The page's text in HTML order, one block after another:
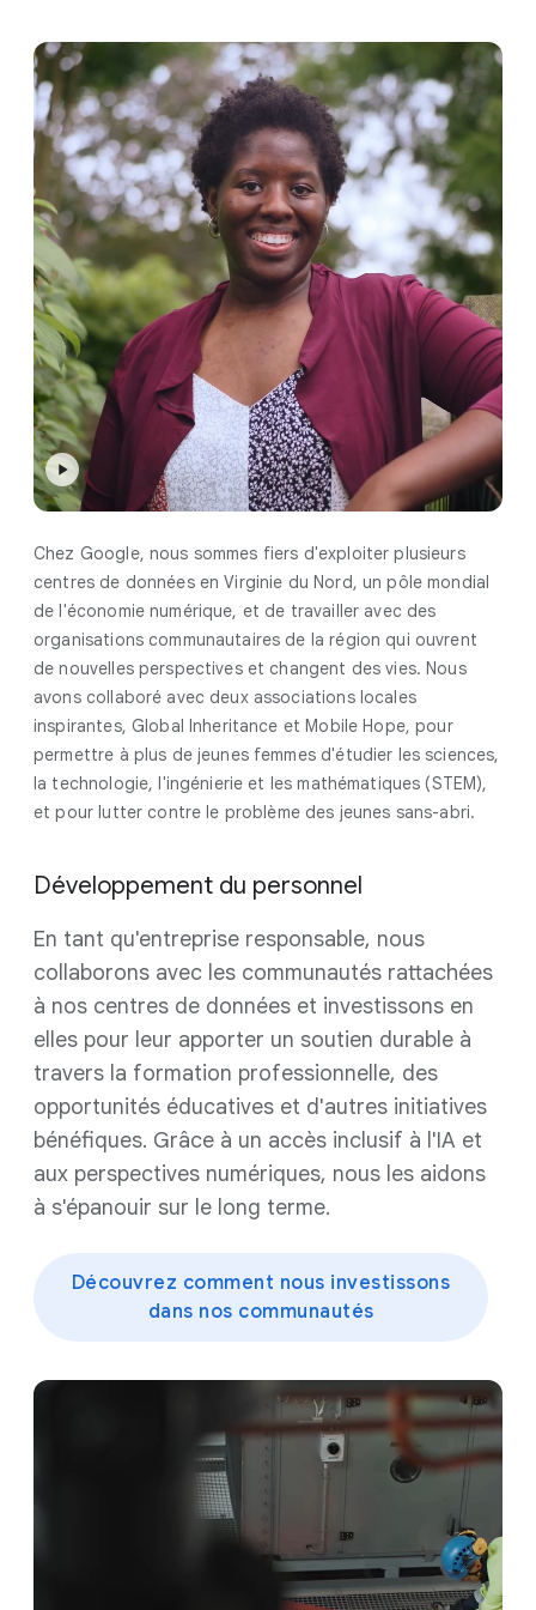
Développement du personnel
En tant qu'entreprise responsable, nous
collaborons avec les communautés rattachées
à nos centres de données et investissons en
elles pour leur apporter un soutien durable à
travers la formation professionnelle, des
opportunités éducatives et d'autres initiatives
bénéfiques. Grâce à un accès inclusif à l'IA et
aux perspectives numériques, nous les aidons
à s'épanouir sur le long terme.
Découvrez comment nous investissons
dans nos communautés
Chez Google, nous sommes fiers d'exploiter plusieurs
centres de données en Virginie du Nord, un pôle mondial
de l'économie numérique, et de travailler avec des
organisations communautaires de la région qui ouvrent
de nouvelles perspectives et changent des vies. Nous
avons collaboré avec deux associations locales
inspirantes, Global Inheritance et Mobile Hope, pour
permettre à plus de jeunes femmes d'étudier les sciences,
la technologie, l'ingénierie et les mathématiques (STEM),
et pour lutter contre le problème des jeunes sans-abri.